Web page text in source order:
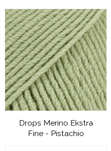
Drops Merino Ekstra
Fine - Pistachio